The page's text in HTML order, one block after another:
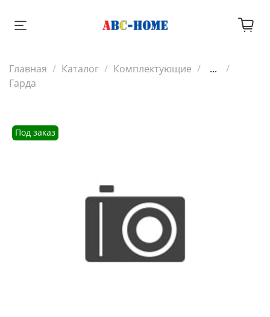
Главная Каталог Комплектующие
...
Гарда
Под заказ